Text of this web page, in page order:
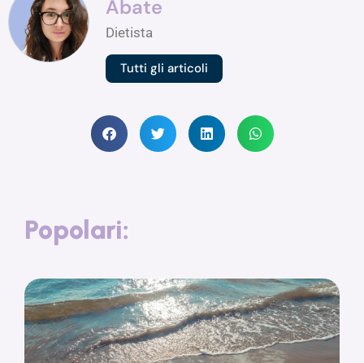
Abate
Dietista
Tutti gli articoli
Popolari: